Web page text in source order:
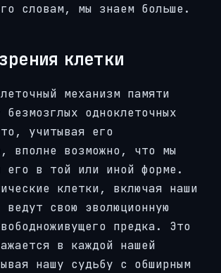
словам, мы знаем больше.
клетки
механизм памяти
безмозглых одноклеточных
учитывая его
вполне возможно, что мы
его в той или иной форме.
клетки, включая наши
ведут свою эволюционную
предка. Это
в каждой нашей
нашу судьбу с обширным